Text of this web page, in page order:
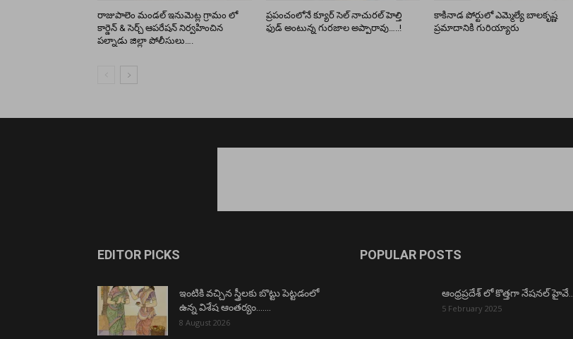
రాజుపాలెం మండల్ ఇనుమెట్ల గ్రామం లో
కార్డెన్ & సెర్చ్ ఆపరేషన్ నిర్వహించిన
పల్నాడు జిల్లా పోలీసులు….
ప్రపంచంలోనే క్యూర్ సెల్ నాచురల్ హెల్తి
ఫుడ్ అంటున్న గురజాల అప్పారావు…..!
కాకినాడ పోర్టులో ఎమ్మెల్యే బాలకృష్ణ
ప్రమాదానికి గురియ్యారు
EDITOR PICKS
ఇంటికి వచ్చిన స్త్రీలకు బొట్టు పెట్టడంలో
ఉన్న విశేష ఆంతర్యం…….
8 August 2026
POPULAR POSTS
ఆంధ్రప్రదేశ్ లో కొత్తగా నేషనల్ హైవే..
5 February 2025